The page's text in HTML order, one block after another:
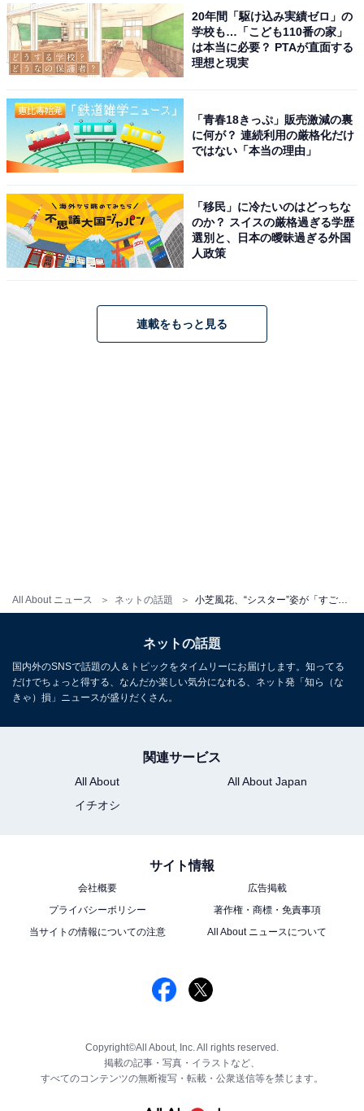
All About ニュース ネットの話題
20年間「駆け込み実績ゼロ」の
学校も…「こども110番の家」
は本当に必要？ PTAが直面する
理想と現実
「青春18きっぷ」販売激減の裏
に何が？ 連続利用の厳格化だけ
ではない「本当の理由」
「移民」に冷たいのはどっちな
のか？ スイスの厳格過ぎる学歴
選別と、日本の曖昧過ぎる外国
人政策
連載をもっと見る
ネットの話題
国内外のSNSで話題の人＆トピックをタイムリーにお届けします。知ってる
だけでちょっと得する、なんだか楽しい気分になれる、ネット発「知ら（な
きゃ）損」ニュースが盛りだくさん。
関連サービス
All About
All About Japan
イチオシ
サイト情報
会社概要
広告掲載
プライバシーポリシー
著作権・商標・免責事項
当サイトの情報についての注意
All About ニュースについて
Copyright©All About, Inc. All rights reserved.
掲載の記事・写真・イラストなど、
すべてのコンテンツの無断複写・転載・公衆送信等を禁じます。